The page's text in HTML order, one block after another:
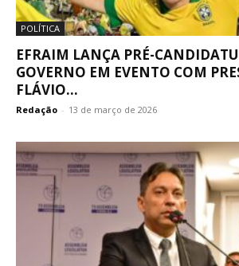
POLÍTICA
EFRAIM LANÇA PRÉ-
GOVERNO EM EVENTO COM
FLÁVIO...
Redação - 13 de março de 2026